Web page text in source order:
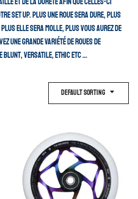
set up. Plus une roue sera dure, plus
elle sera molle, plus vous aurez de
une grande variété de roues de
Blunt, Versatile, Ethic etc …
Default Sorting